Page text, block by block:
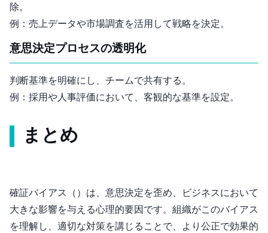
除。
例：売上データや市場調査を活用して戦略を決定。
意思決定プロセスの透明化
判断基準を明確にし、チームで共有する。
例：採用や人事評価において、客観的な基準を設定。
まとめ
確証バイアス（Confirmation Bias）は、意思決定を歪め、ビジネスにおいて
大きな影響を与える心理的要因です。組織がこのバイアス
を理解し、適切な対策を講じることで、より公正で効果的